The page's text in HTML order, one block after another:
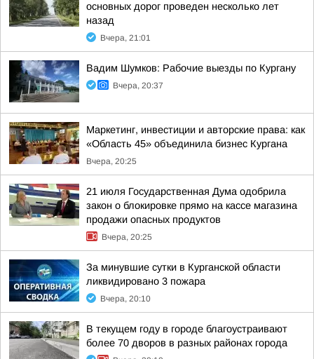
основных дорог проведен несколько лет
назад
Вчера, 21:01
Вадим Шумков: Рабочие выезды по Кургану
Вчера, 20:37
Маркетинг, инвестиции и авторские права: как
«Область 45» объединила бизнес Кургана
Вчера, 20:25
21 июля Государственная Дума одобрила
закон о блокировке прямо на кассе магазина
продажи опасных продуктов
Вчера, 20:25
За минувшие сутки в Курганской области
ликвидировано 3 пожара
Вчера, 20:10
В текущем году в городе благоустраивают
более 70 дворов в разных районах города